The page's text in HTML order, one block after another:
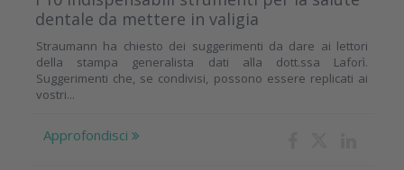
dentale da mettere in valigia
Straumann ha chiesto dei suggerimenti da dare ai lettori
della stampa generalista dati alla dott.ssa Laforì.
Suggerimenti che, se condivisi, possono essere replicati ai
vostri...
Approfondisci